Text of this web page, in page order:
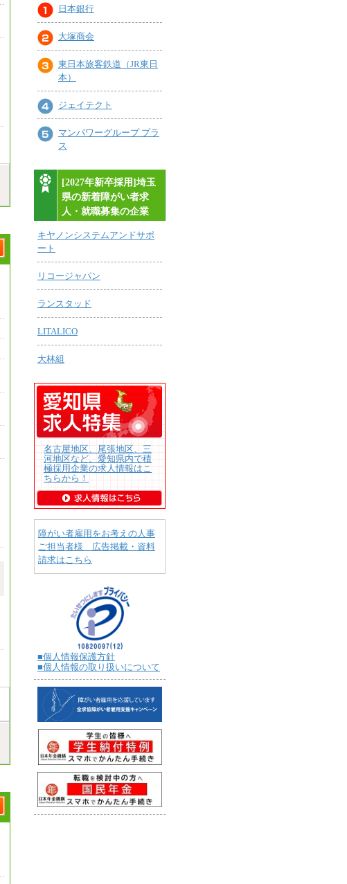
日本銀行
大塚商会
東日本旅客鉄道（JR東日
本）
ジェイテクト
マンパワーグループ プラ
ス
[2027年新卒採用]埼玉
県の新着障がい者求
人・就職募集の企業
キヤノンシステムアンドサポ
ート
リコージャパン
ランスタッド
LITALICO
大林組
名古屋地区、尾張地区、三
河地区など、愛知県内で積
極採用企業の求人情報はこ
ちらから！
障がい者雇用をお考えの人事
ご担当者様 広告掲載・資料
請求はこちら
■個人情報保護方針
■個人情報の取り扱いについて